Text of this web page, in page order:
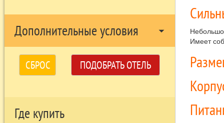
Дополнительные условия arrow_drop_down
СБРОС ПОДОБРАТЬ ОТЕЛЬ
Где купить
Имеет